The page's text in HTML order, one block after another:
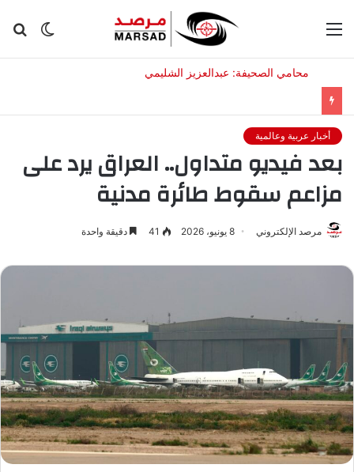
الوضع
أخبار عربية وعالمية
بعد فيديو متداول.. العراق يرد على
مزاعم سقوط طائرة مدنية
مرصد الإلكتروني 8 يونيو، 2026 41 دقيقة واحدة